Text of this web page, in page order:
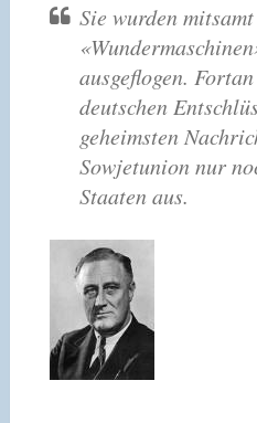
Sie wurden
ausgeflogen.
deutschen
geheimsten
Sowjetunion nur
Staaten aus.